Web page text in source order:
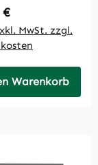
Preis:
€
MwSt. zzgl.
Warenkorb